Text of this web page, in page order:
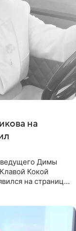
на
ведущего Димы
Кокой
на странице